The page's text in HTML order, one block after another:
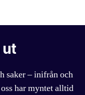
ut
saker – inifrån och
har myntet alltid